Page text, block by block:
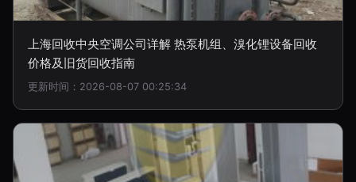
上海回收中央空调公司详解 热泵机组、溴化锂设备回收
价格及旧货回收指南
更新时间：2026-08-07 00:25:34